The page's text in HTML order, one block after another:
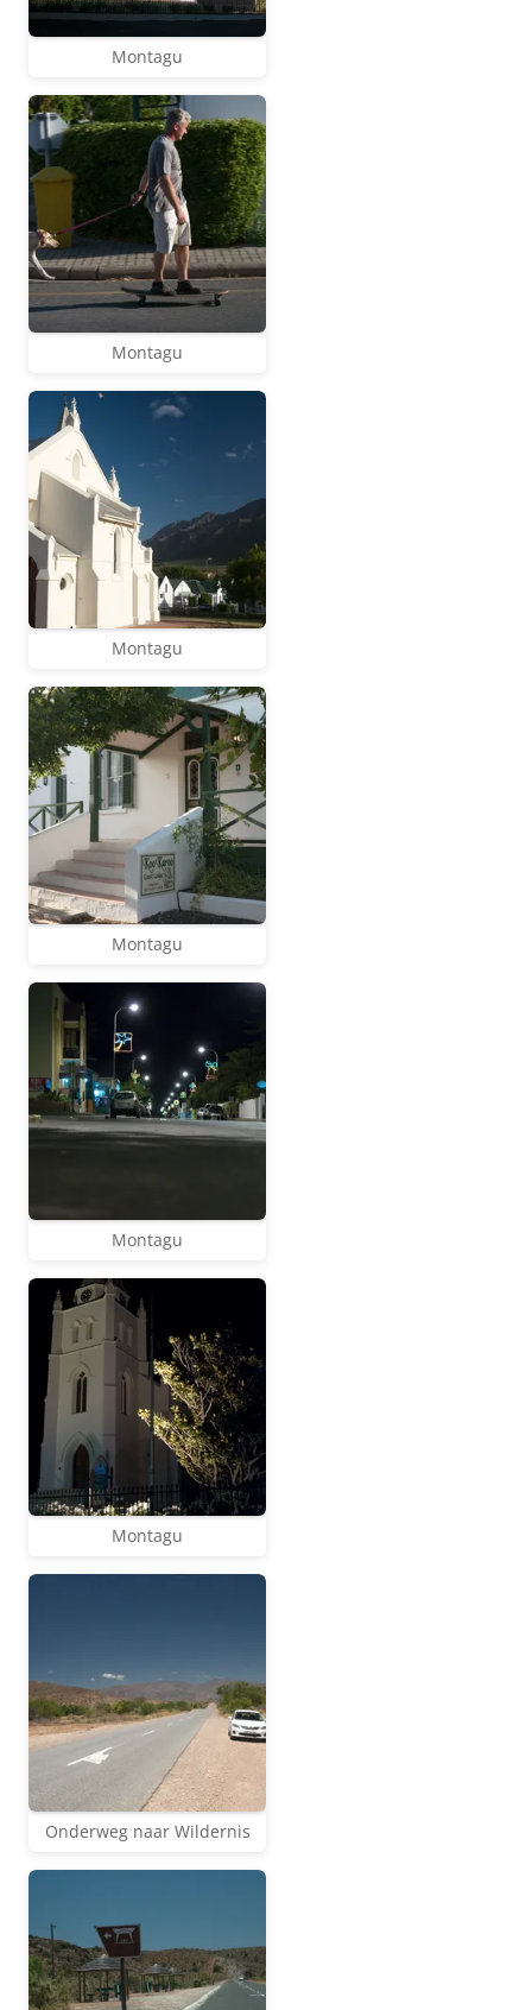
Montagu
Montagu
Montagu
Montagu
Montagu
Montagu
Onderweg naar Wildernis